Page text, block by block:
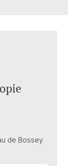
de Bossey